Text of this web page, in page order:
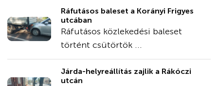
Ráfutásos baleset a Korányi Frigyes
utcában
Ráfutásos közlekedési baleset
történt csütörtök ...
Járda-helyreállítás zajlik a Rákóczi
utcán